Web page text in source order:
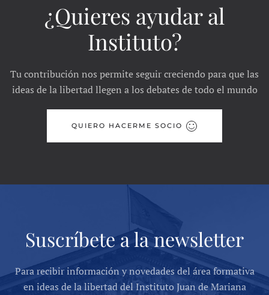
¿Quieres ayudar al
Instituto?
Tu contribución nos permite seguir creciendo para que las
ideas de la libertad llegen a los debates de todo el mundo
QUIERO HACERME SOCIO
Suscríbete a la newsletter
Para recibir información y novedades del área formativa
en ideas de la libertad del Instituto Juan de Mariana